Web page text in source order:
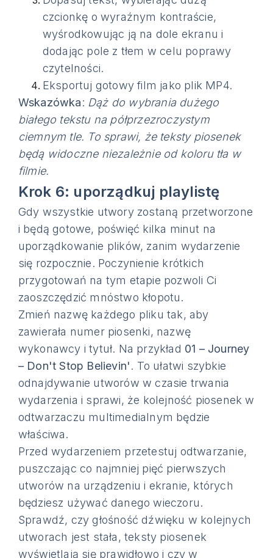
czcionkę o wyraźnym kontraście,
wyśrodkowując ją na dole ekranu i
dodając pole z tłem w celu poprawy
czytelności.
Eksportuj gotowy film jako plik MP4.
Wskazówka: Dąż do wybrania dużego
białego tekstu na półprzezroczystym
ciemnym tle. To sprawi, że teksty piosenek
będą widoczne niezależnie od koloru tła w
filmie.
Krok 6: uporządkuj playlistę
Gdy wszystkie utwory zostaną przetworzone
i będą gotowe, poświęć kilka minut na
uporządkowanie plików, zanim wydarzenie
się rozpocznie. Poczynienie krótkich
przygotowań na tym etapie pozwoli Ci
zaoszczędzić mnóstwo kłopotu.
Zmień nazwę każdego pliku tak, aby
zawierała numer piosenki, nazwę
wykonawcy i tytuł. Na przykład 01 – Journey
– Don't Stop Believin'. To ułatwi szybkie
odnajdywanie utworów w czasie trwania
wydarzenia i sprawi, że kolejność piosenek w
odtwarzaczu multimedialnym będzie
właściwa.
Przed wydarzeniem przetestuj odtwarzanie,
puszczając co najmniej pięć pierwszych
utworów na urządzeniu i ekranie, których
będziesz używać danego wieczoru.
Sprawdź, czy głośność dźwięku w kolejnych
utworach jest stała, teksty piosenek
wyświetlają się prawidłowo i czy w